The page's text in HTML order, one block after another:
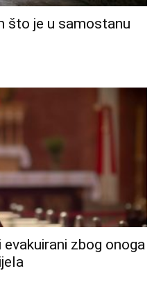
što je u samostanu
evakuirani zbog onoga